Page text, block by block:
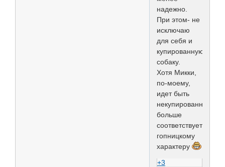
надежно.
При этом- не
исключаю
для себя и
купированную
собаку.
Хотя Микки,
по-моему,
идет быть
некупированным,
больше
соответствует
гопницкому
характеру
+3